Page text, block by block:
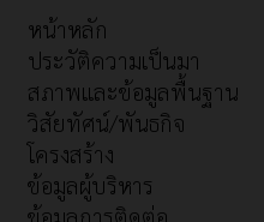
หน้าหลัก
ประวัติความเป็นมา
สภาพและข้อมูลพื้นฐาน
วิสัยทัศน์/พันธกิจ
โครงสร้าง
ข้อมูลผู้บริหาร
ข้อมูลการติดต่อ